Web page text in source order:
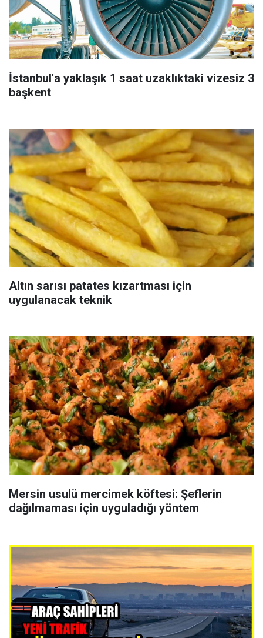
İstanbul'a yaklaşık 1 saat uzaklıktaki vizesiz 3
başkent
Altın sarısı patates kızartması için
uygulanacak teknik
Mersin usulü mercimek köftesi: Şeflerin
dağılmaması için uyguladığı yöntem